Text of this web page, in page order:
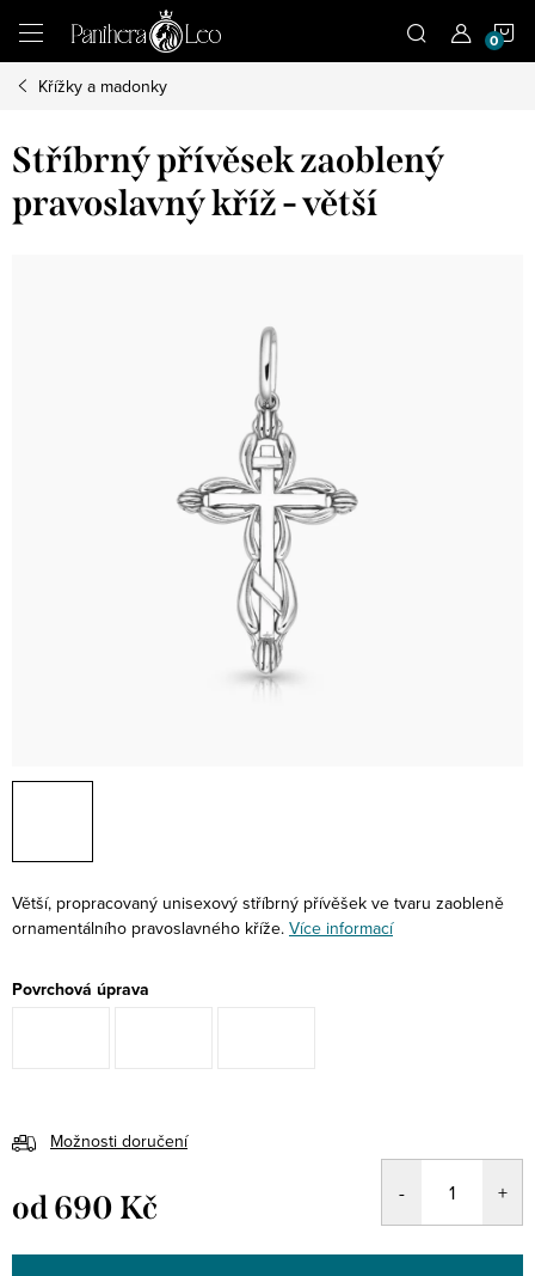
obsah
Křížky a madonky
Stříbrný přívěsek zaoblený
pravoslavný kříž - větší
Větší, propracovaný unisexový stříbrný přívěšek ve tvaru zaobleně
ornamentálního pravoslavného kříže. Více informací
Povrchová úprava
Možnosti doručení
od690 Kč
cena: